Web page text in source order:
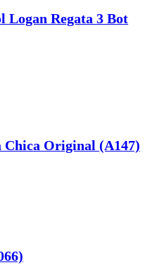
Logan Regata 3 Bot
Chica Original (A147)